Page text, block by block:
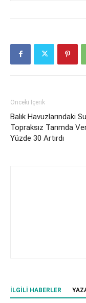
Önceki İçerik
Balık Havuzlarındaki
Topraksız Tarımda
Yüzde 30 Artırdı
İLGILI HABERLER